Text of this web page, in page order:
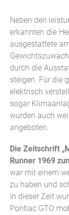
Neben den
erkannten die
ausgestattete
durch die
steigen. Für die
elektrisch
sogar
wurden auch
angeboten.
Die Zeitschrift
Runner 1969
war mit einem
zu haben und
In dieser Zeit
Pontiac GTO